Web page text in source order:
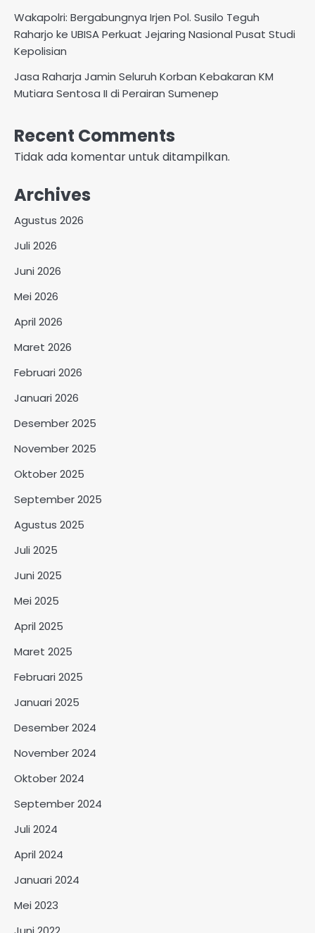
Wakapolri: Bergabungnya Irjen Pol. Susilo Teguh
Raharjo ke UBISA Perkuat Jejaring Nasional Pusat Studi
Kepolisian
Jasa Raharja Jamin Seluruh Korban Kebakaran KM
Mutiara Sentosa II di Perairan Sumenep
Recent Comments
Tidak ada komentar untuk ditampilkan.
Archives
Agustus 2026
Juli 2026
Juni 2026
Mei 2026
April 2026
Maret 2026
Februari 2026
Januari 2026
Desember 2025
November 2025
Oktober 2025
September 2025
Agustus 2025
Juli 2025
Juni 2025
Mei 2025
April 2025
Maret 2025
Februari 2025
Januari 2025
Desember 2024
November 2024
Oktober 2024
September 2024
Juli 2024
April 2024
Januari 2024
Mei 2023